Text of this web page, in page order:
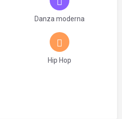
Danza moderna
Hip Hop